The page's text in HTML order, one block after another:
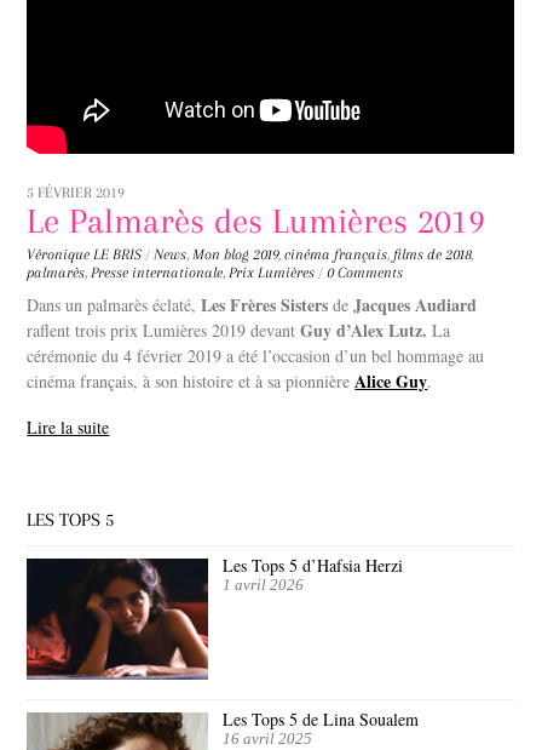
5 FÉVRIER 2019
Le Palmarès des Lumières 2019
Véronique LE BRIS / News,Mon blog 2019,cinéma français, films de 2018,
palmarès,Presse internationale,Prix Lumières / 0 Comments
Dans un palmarès éclaté,Les Frères Sisters deJacques Audiard
raflent trois prix Lumières 2019 devantGuy d’Alex Lutz. La
cérémonie du 4 février 2019 a été l’occasion d’un bel hommage au
cinéma français, à son histoire et à sa pionnièreAlice Guy.
Lire la suite
LES TOPS 5
Les Tops 5 d’Hafsia Herzi
1 avril 2026
Les Tops 5 de Lina Soualem
16 avril 2025